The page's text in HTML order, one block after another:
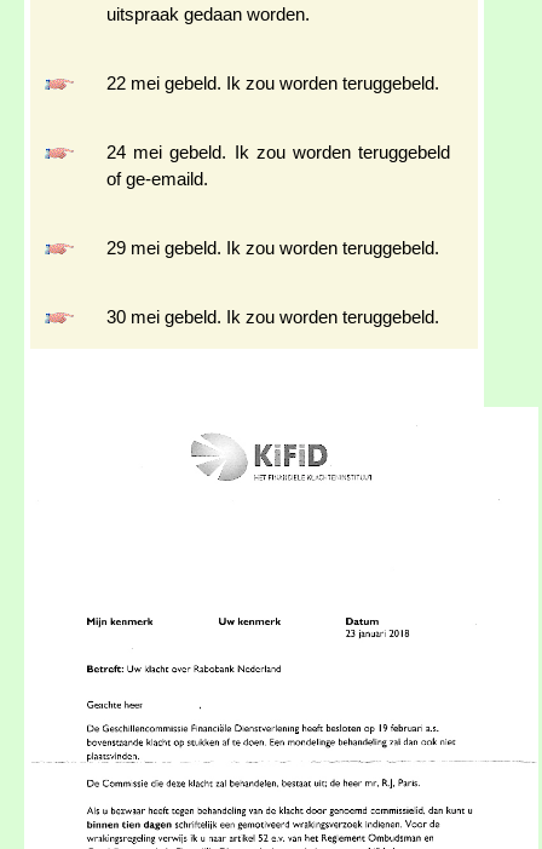
uitspraak gedaan worden.
22 mei gebeld. Ik zou worden teruggebeld.
24 mei gebeld. Ik zou worden teruggebeld
of ge-emaild.
29 mei gebeld. Ik zou worden teruggebeld.
30 mei gebeld. Ik zou worden teruggebeld.